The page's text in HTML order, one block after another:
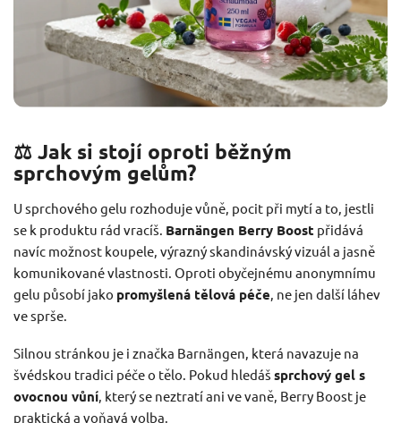
⚖️ Jak si stojí oproti běžným
sprchovým gelům?
U sprchového gelu rozhoduje vůně, pocit při mytí a to, jestli
se k produktu rád vracíš. Barnängen Berry Boost přidává
navíc možnost koupele, výrazný skandinávský vizuál a jasně
komunikované vlastnosti. Oproti obyčejnému anonymnímu
gelu působí jako promyšlená tělová péče , ne jen další láhev
ve sprše.
Silnou stránkou je i značka Barnängen, která navazuje na
švédskou tradici péče o tělo. Pokud hledáš sprchový gel s
ovocnou vůní , který se neztratí ani ve vaně, Berry Boost je
praktická a voňavá volba.